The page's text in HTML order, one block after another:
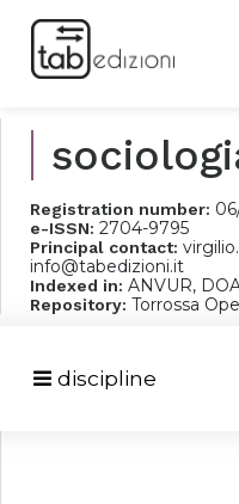
Registration number:
e-ISSN: 2704-9795
Principal contact:
info@tabedizioni.it
Indexed in: ANVUR,
Repository: Torrossa
discipline